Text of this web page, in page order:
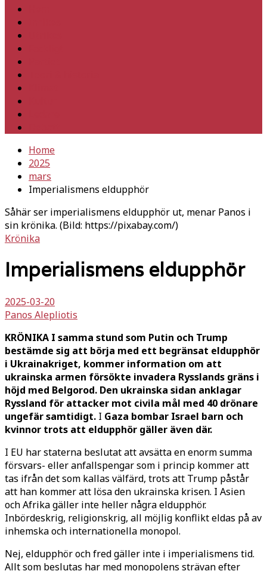
Home
2025
mars
Imperialismens eldupphör
Såhär ser imperialismens eldupphör ut, menar Panos i
sin krönika. (Bild: https://pixabay.com/)
Krönika
Imperialismens eldupphör
2025-03-20
Panos Alepliotis
KRÖNIKA Ι samma stund som Putin och Trump
bestämde sig att börja med ett begränsat eldupphör
i Ukrainakriget, kommer information om att
ukrainska armen försökte invadera Rysslands gräns i
höjd med Belgorod. Den ukrainska sidan anklagar
Ryssland för attacker mot civila mål med 40 drönare
ungefär samtidigt. I Gaza bombar Israel barn och
kvinnor trots att eldupphör gäller även där.
I EU har staterna beslutat att avsätta en enorm summa
försvars- eller anfallspengar som i princip kommer att
tas ifrån det som kallas välfärd, trots att Trump påstår
att han kommer att lösa den ukrainska krisen. I Asien
och Afrika gäller inte heller några eldupphör.
Inbördeskrig, religionskrig, all möjlig konflikt eldas på av
inhemska och internationella monopol.
Nej, eldupphör och fred gäller inte i imperialismens tid.
Allt som beslutas har med monopolens strävan efter